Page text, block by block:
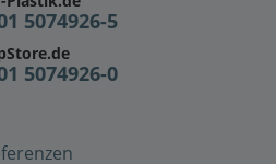
5074926-5
5074926-0